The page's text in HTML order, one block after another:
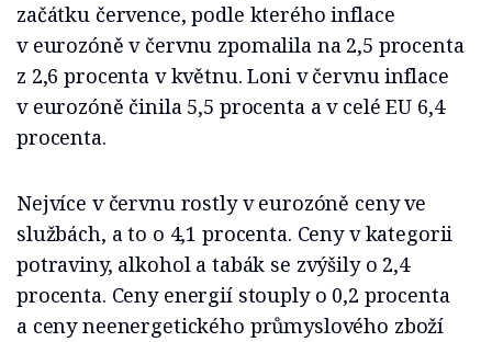
začátku července, podle kterého inflace
v eurozóně v červnu zpomalila na 2,5 procenta
z 2,6 procenta v květnu. Loni v červnu inflace
v eurozóně činila 5,5 procenta a v celé EU 6,4
procenta.
Nejvíce v červnu rostly v eurozóně ceny ve
službách, a to o 4,1 procenta. Ceny v kategorii
potraviny, alkohol a tabák se zvýšily o 2,4
procenta. Ceny energií stouply o 0,2 procenta
a ceny neenergetického průmyslového zboží